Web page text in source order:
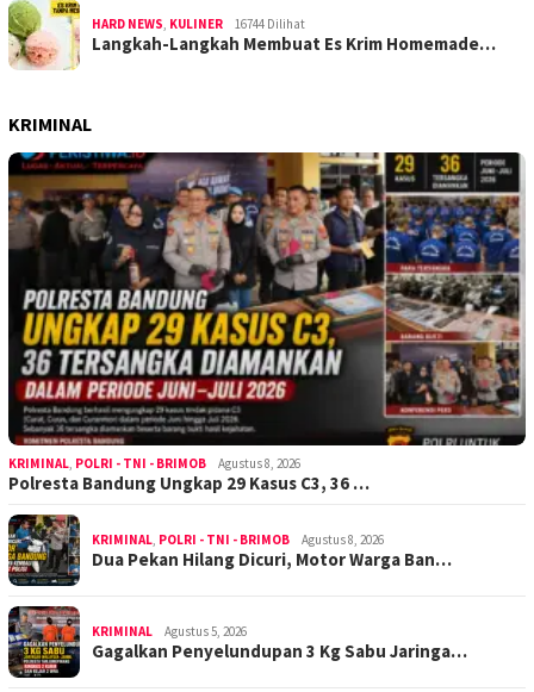
HARD NEWS KULINER 16744 Dilihat
Langkah-Langkah Membuat Es Krim Homemade…
KRIMINAL
KRIMINAL POLRI - TNI - BRIMOB Agustus 8, 2026
Polresta Bandung Ungkap 29 Kasus C3, 36 …
KRIMINAL POLRI - TNI - BRIMOB Agustus 8, 2026
Dua Pekan Hilang Dicuri, Motor Warga Ban…
KRIMINAL Agustus 5, 2026
Gagalkan Penyelundupan 3 Kg Sabu Jaringa…